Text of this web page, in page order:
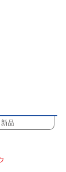
新品